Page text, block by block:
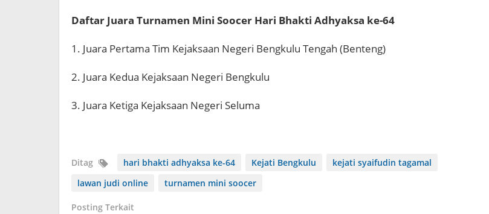
Daftar Juara Turnamen Mini Soocer Hari Bhakti Adhyaksa ke-64
1. Juara Pertama Tim Kejaksaan Negeri Bengkulu Tengah (Benteng)
2. Juara Kedua Kejaksaan Negeri Bengkulu
3. Juara Ketiga Kejaksaan Negeri Seluma
Ditag hari bhakti adhyaksa ke-64 Kejati Bengkulu
kejati syaifudin tagamal
lawan judi online
turnamen mini soocer
Posting Terkait